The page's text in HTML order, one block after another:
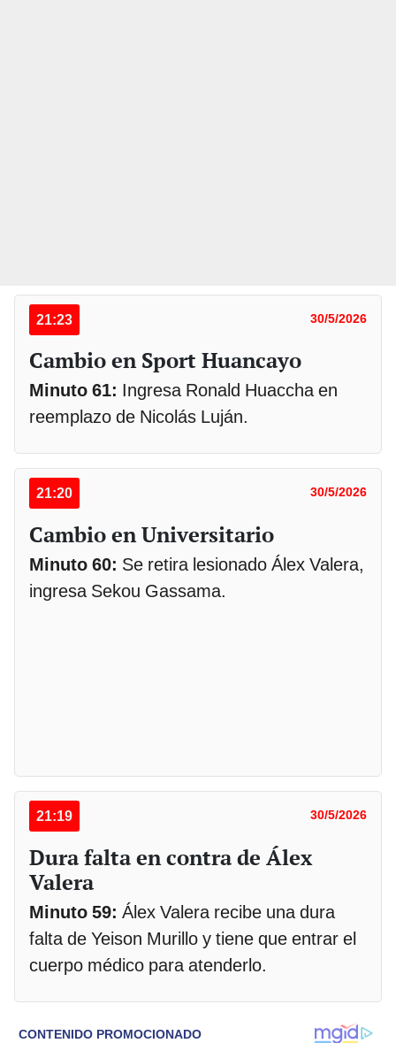
21:23 30/5/2026
Cambio en Sport Huancayo
Minuto 61: Ingresa Ronald Huaccha en
reemplazo de Nicolás Luján.
21:20 30/5/2026
Cambio en Universitario
Minuto 60: Se retira lesionado Álex Valera,
ingresa Sekou Gassama.
21:19 30/5/2026
Dura falta en contra de Álex
Valera
Minuto 59: Álex Valera recibe una dura
falta de Yeison Murillo y tiene que entrar el
cuerpo médico para atenderlo.